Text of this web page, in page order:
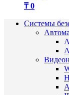
₸ 0
Системы